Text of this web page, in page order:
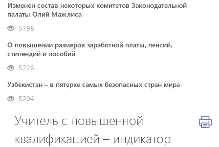
Изменен состав некоторых комитетов Законодательной
палаты Олий Мажлиса
5798
О повышении размеров заработной платы, пенсий,
стипендий и пособий
5226
Узбекистан – в пятерке самых безопасных стран мира
5204
Учитель с повышенной
квалификацией – индикатор